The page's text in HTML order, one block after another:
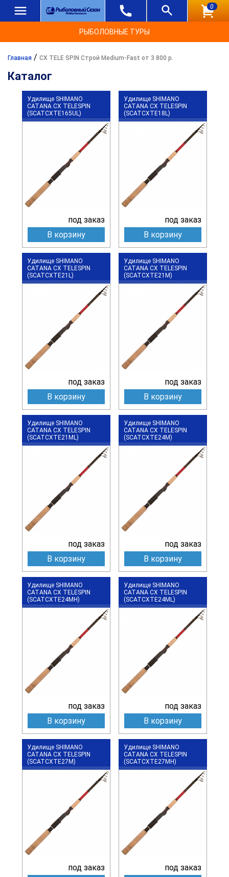
0
РЫБОЛОВНЫЕ ТУРЫ
Главная / CX TELE SPIN Строй Medium-Fast от 3 800 р.
Каталог
Удилище SHIMANO
CATANA CX TELESPIN
(SCATCXTE165UL)
под заказ
В корзину
Удилище SHIMANO
CATANA CX TELESPIN
(SCATCXTE18L)
под заказ
В корзину
Удилище SHIMANO
CATANA CX TELESPIN
(SCATCXTE21L)
под заказ
В корзину
Удилище SHIMANO
CATANA CX TELESPIN
(SCATCXTE21M)
под заказ
В корзину
Удилище SHIMANO
CATANA CX TELESPIN
(SCATCXTE21ML)
под заказ
В корзину
Удилище SHIMANO
CATANA CX TELESPIN
(SCATCXTE24M)
под заказ
В корзину
Удилище SHIMANO
CATANA CX TELESPIN
(SCATCXTE24MH)
под заказ
В корзину
Удилище SHIMANO
CATANA CX TELESPIN
(SCATCXTE24ML)
под заказ
В корзину
Удилище SHIMANO
CATANA CX TELESPIN
(SCATCXTE27M)
под заказ
Удилище SHIMANO
CATANA CX TELESPIN
(SCATCXTE27MH)
под заказ